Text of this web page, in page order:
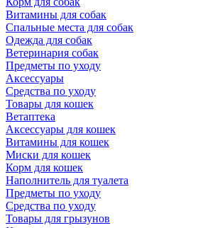
Витамины для собак
Спальные места для собак
Одежда для собак
Ветеринария собак
Предметы по уходу
Аксессуары
Средства по уходу
Товары для кошек
Ветаптека
Аксессуары для кошек
Витамины для кошек
Миски для кошек
Корм для кошек
Наполнитель для туалета
Предметы по уходу
Средства по уходу
Товары для грызунов